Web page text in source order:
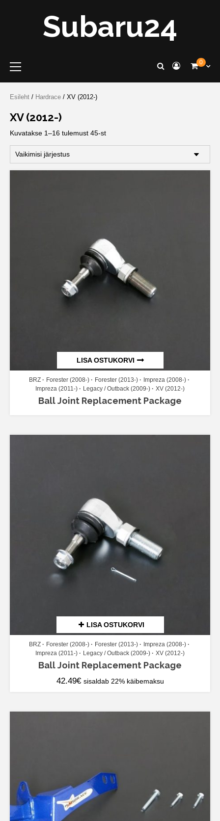
Subaru24
Menu
0
Esileht / Hardrace / XV (2012-)
XV (2012-)
Kuvatakse 1–16 tulemust 45-st
LISA OSTUKORVI
BRZ Forester (2008-) Forester (2013-)
Impreza (2008-)
Impreza (2011-)
Legacy / Outback (2009-) XV (2012-)
Ball Joint Replacement Package
LISA OSTUKORVI
BRZ Forester (2008-) Forester (2013-)
Impreza (2008-)
Impreza (2011-)
Legacy / Outback (2009-) XV (2012-)
Ball Joint Replacement Package
42.49€ sisaldab 22% käibemaksu